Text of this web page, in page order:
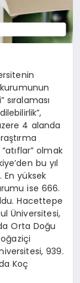
sıralaması
4 alanda
“atıflar” olmak
bu yıl
yüksek
ise 666.
Hacettepe
Üniversitesi,
Orta Doğu
939.
Koç